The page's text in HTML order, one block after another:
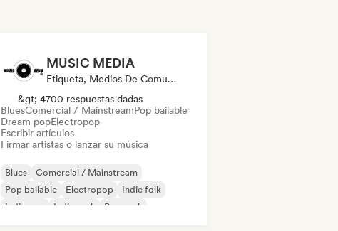
MUSIC MEDIA
Etiqueta, Medios De Comunicación/Periodista
&gt; 4700 respuestas dadas
BluesComercial / MainstreamPop bailable
Dream popElectropop
Escribir artículos
Firmar artistas o lanzar su música
Blues
Comercial / Mainstream
Pop bailable
Electropop
Indie folk
Indie pop
Indie rock Pop rock